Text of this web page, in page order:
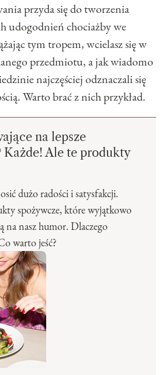
przyda się do tworzenia
udogodnień chociażby we
tym tropem, wcielasz się w
przedmiotu, a jak wiadomo
najczęściej odznaczali się
Warto brać z nich przykład.
na lepsze
Każde! Ale te produkty
dużo radości i satysfakcji.
spożywcze, które wyjątkowo
na nasz humor. Dlaczego
warto jeść?